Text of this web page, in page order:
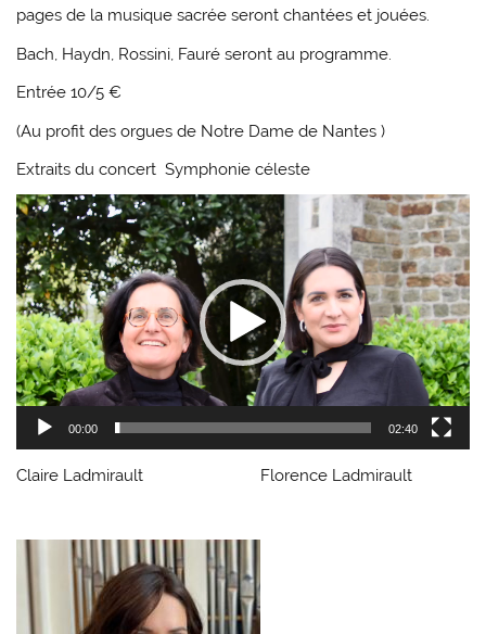
pages de la musique sacrée seront chantées et jouées.
Bach, Haydn, Rossini, Fauré seront au programme.
Entrée 10/5 €
(Au profit des orgues de Notre Dame de Nantes )
Extraits du concert Symphonie céleste
Lecteur
vidéo
00:00 02:40
Claire Ladmirault Florence Ladmirault